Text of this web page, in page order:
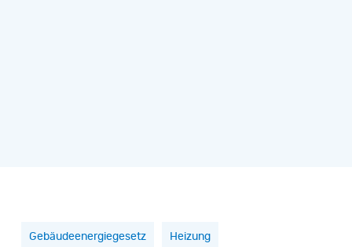
Gebäudeenergiegesetz Heizung